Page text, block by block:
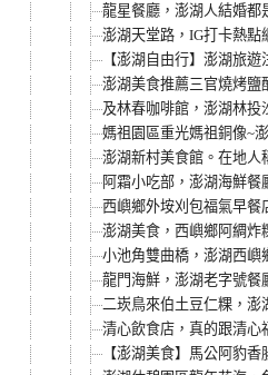
龍星餐廳，澎湖人結婚都
澎湖天堂路，IG打卡熱點
【澎湖自由行】澎湖旅
澎湖美食推薦三官燒烤鹽
及林春咖啡館，澎湖林投
媽祖園區重光媽祖銅像~
澎湖新村美食館。在地人
阿霜小吃部，澎湖海鮮餐
西嶼鄉外垵刈包福氣早餐
澎湖美食，西嶼鄉阿綢炸
小池角雙曲橋，澎湖西嶼
龍門海鮮，澎湖老字號餐
二崁鳥來伯土豆仁粿，澎
清心飲食店，真的跟清心
【澎湖美食】馬公阿豹